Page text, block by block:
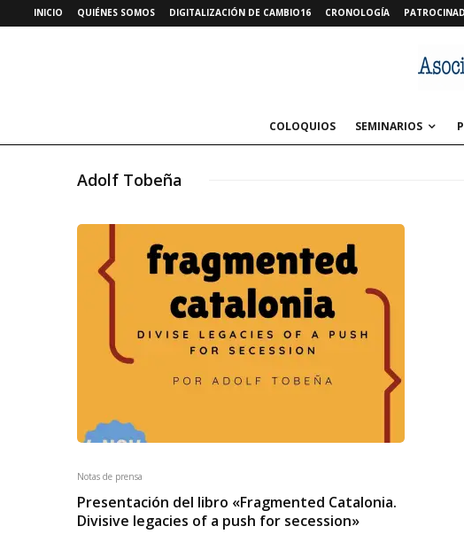
INICIO QUIÉNES SOMOS DIGITALIZACIÓN DE CAMBIO16 CRONOLOGÍA
COLOQUIOS SEMINARIOS
Adolf Tobeña
Notas de prensa
Presentación del libro «Fragmented Catalonia.
Divisive legacies of a push for secession»